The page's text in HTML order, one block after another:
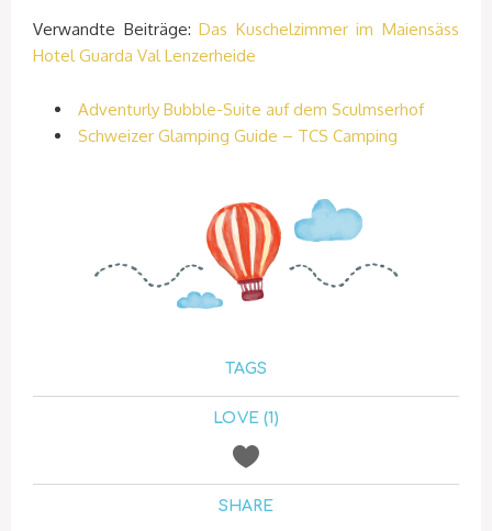
Verwandte Beiträge:Das Kuschelzimmer im Maiensäss
Hotel Guarda Val Lenzerheide
Adventurly Bubble-Suite auf dem Sculmserhof
Schweizer Glamping Guide – TCS Camping
TAGS
LOVE (1)
SHARE